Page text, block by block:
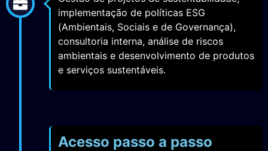
implementação de políticas ESG
(Ambientais, Sociais e de Governança),
consultoria interna, análise de riscos
ambientais e desenvolvimento de produtos
e serviços sustentáveis.
Acesso passo a passo